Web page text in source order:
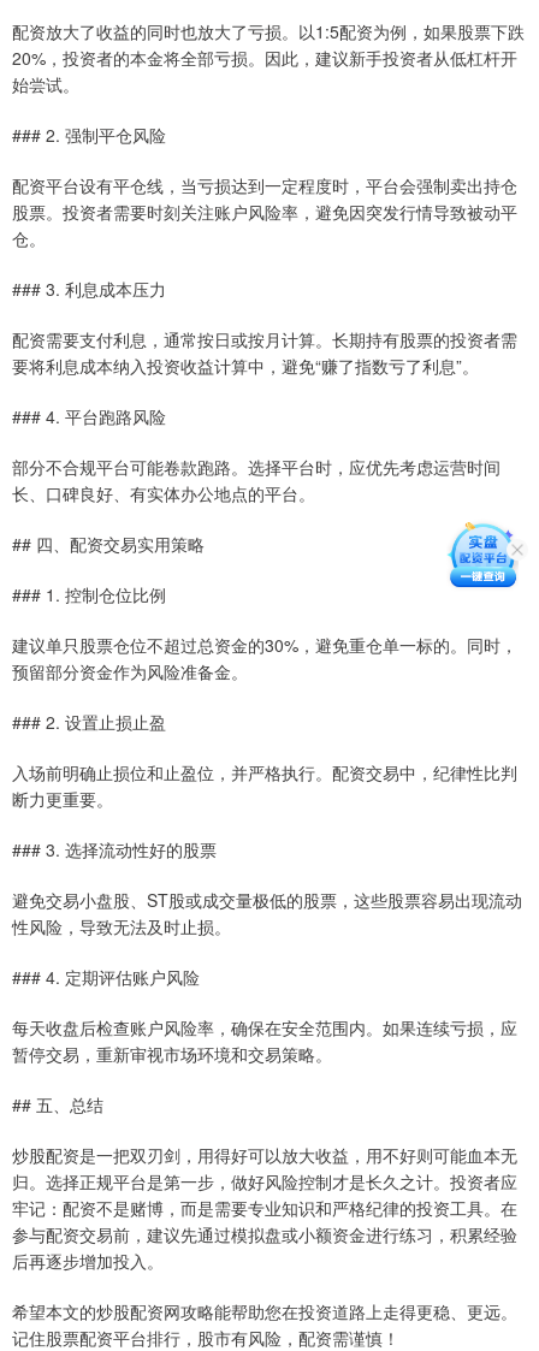
配资放大了收益的同时也放大了亏损。以1:5配资为例，如果股票下跌
20%，投资者的本金将全部亏损。因此，建议新手投资者从低杠杆开
始尝试。
### 2. 强制平仓风险
配资平台设有平仓线，当亏损达到一定程度时，平台会强制卖出持仓
股票。投资者需要时刻关注账户风险率，避免因突发行情导致被动平
仓。
### 3. 利息成本压力
配资需要支付利息，通常按日或按月计算。长期持有股票的投资者需
要将利息成本纳入投资收益计算中，避免“赚了指数亏了利息”。
### 4. 平台跑路风险
部分不合规平台可能卷款跑路。选择平台时，应优先考虑运营时间
长、口碑良好、有实体办公地点的平台。
## 四、配资交易实用策略
### 1. 控制仓位比例
建议单只股票仓位不超过总资金的30%，避免重仓单一标的。同时，
预留部分资金作为风险准备金。
### 2. 设置止损止盈
入场前明确止损位和止盈位，并严格执行。配资交易中，纪律性比判
断力更重要。
### 3. 选择流动性好的股票
避免交易小盘股、ST股或成交量极低的股票，这些股票容易出现流动
性风险，导致无法及时止损。
### 4. 定期评估账户风险
每天收盘后检查账户风险率，确保在安全范围内。如果连续亏损，应
暂停交易，重新审视市场环境和交易策略。
## 五、总结
炒股配资是一把双刃剑，用得好可以放大收益，用不好则可能血本无
归。选择正规平台是第一步，做好风险控制才是长久之计。投资者应
牢记：配资不是赌博，而是需要专业知识和严格纪律的投资工具。在
参与配资交易前，建议先通过模拟盘或小额资金进行练习，积累经验
后再逐步增加投入。
希望本文的炒股配资网攻略能帮助您在投资道路上走得更稳、更远。
记住股票配资平台排行，股市有风险，配资需谨慎！